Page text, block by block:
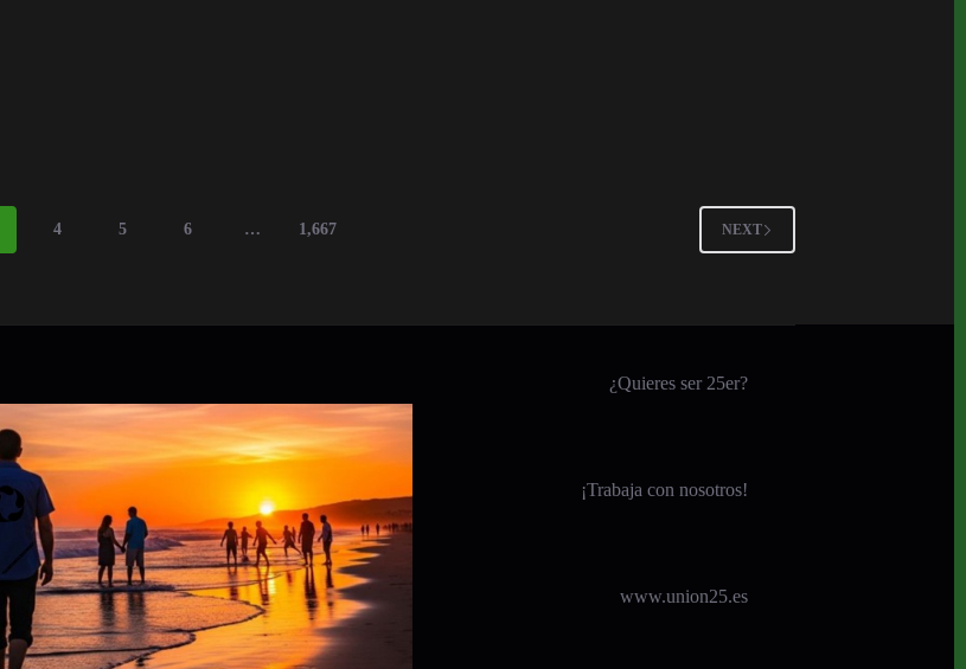
4 5 6 … 1,667 NEXT
¿Quieres ser 25er?
¡Trabaja con nosotros!
www.union25.es